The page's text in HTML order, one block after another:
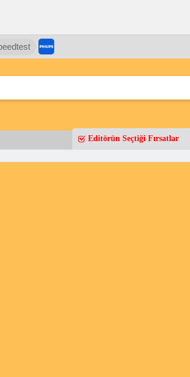
Editörün Seçtiği Fırsatlar